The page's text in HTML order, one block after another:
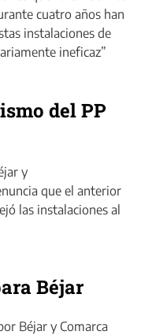
cuatro años han
instalaciones de
ineficaz”
del PP
y
que el anterior
las instalaciones al
Béjar
Béjar y Comarca